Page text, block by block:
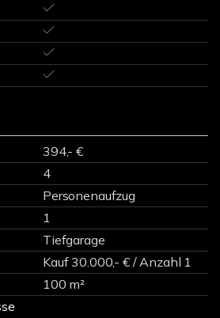
394,- €
4
Personenaufzug
1
Tiefgarage
Kauf 30.000,- € / Anzahl 1
100 m²